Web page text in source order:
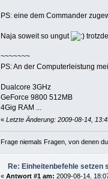
PS: eine dem Commander
Naja soweit so ungut
~~~~~~~
PS: An der Computerleistung
Dualcore 3GHz
GeForce 9800 512MB
4Gig RAM ...
« Letzte Änderung: 2009-08-14,
Frage niemals Fragen, von denen
Re: Einheitenbefehle setzen
« Antwort #1 am: 2009-08-14,